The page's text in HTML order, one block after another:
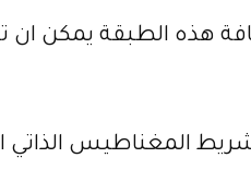
هذه الطبقة يمكن
شريط المغناطيس